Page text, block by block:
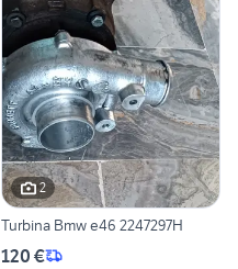
2
Turbina Bmw e46 2247297H
120 €